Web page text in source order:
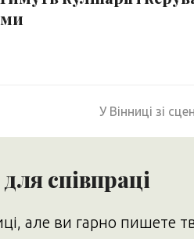
next
У Вінниці зі
співпраці
але ви гарно пишете